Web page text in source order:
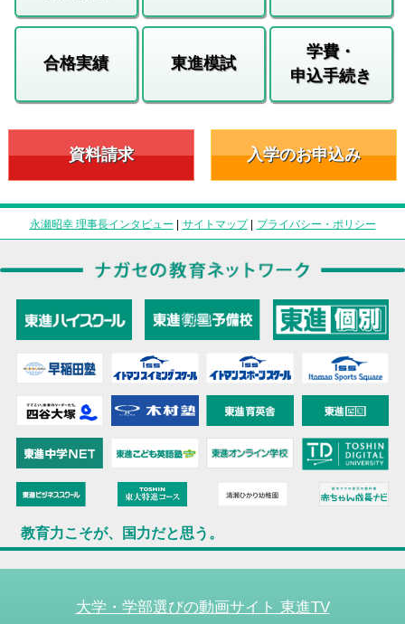
合格実績 東進模試
学費・
申込手続き
資料請求 入学のお申込み
永瀬昭幸 理事長インタビュー | サイトマップ| プライバシー・ポリシー
教育力こそが、国力だと思う。
大学・学部選びの動画サイト 東進TV